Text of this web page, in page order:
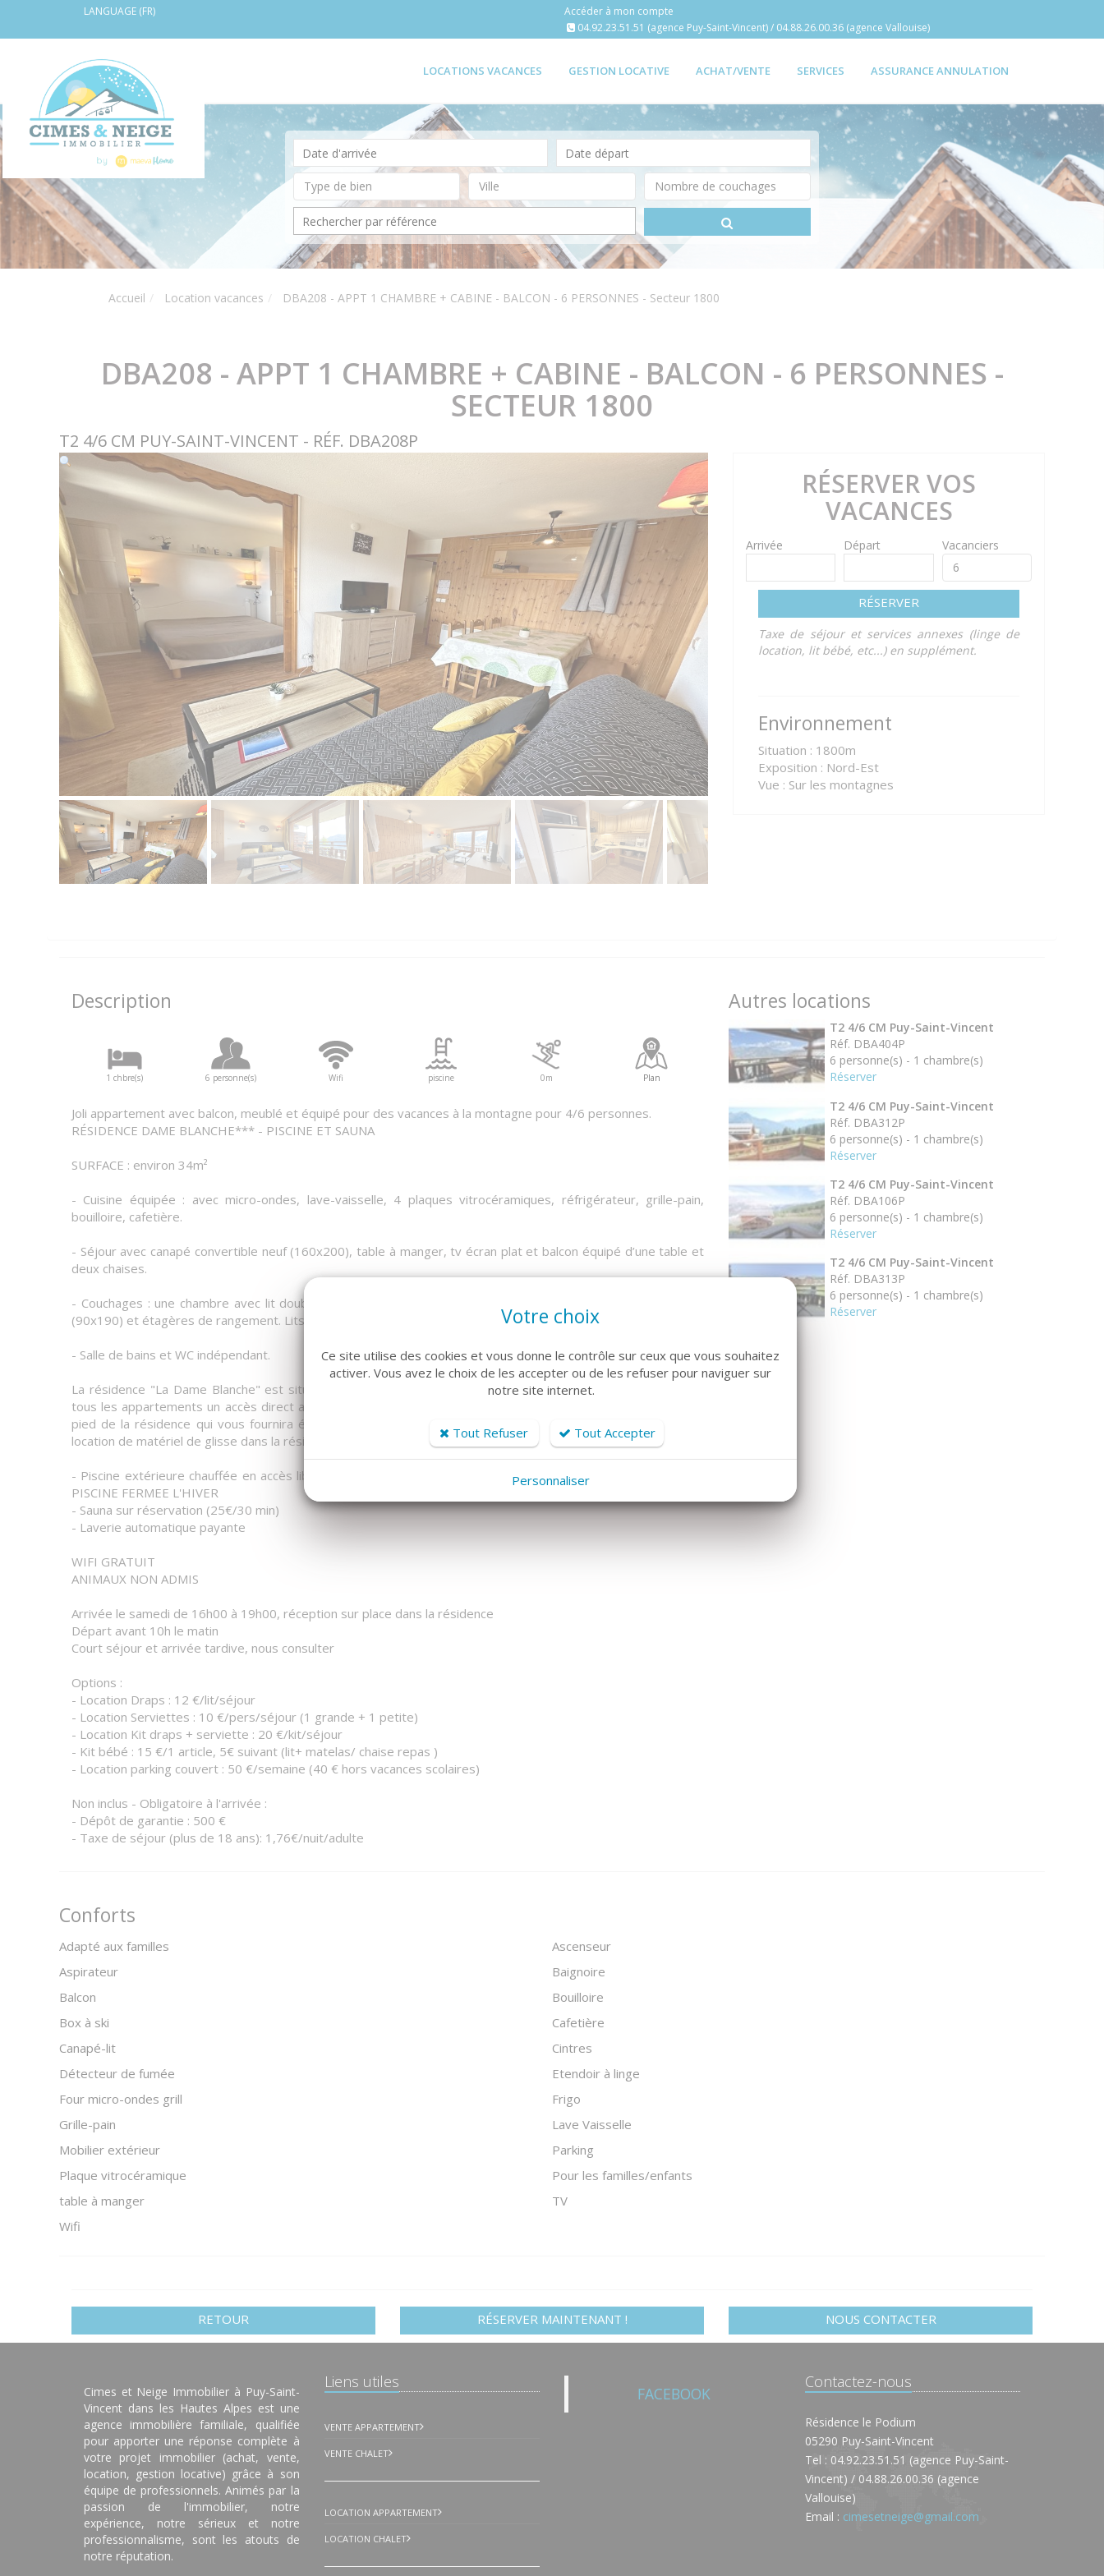
LANGUAGE (FR)
Accéder à mon compte
04.92.23.51.51 (agence Puy-Saint-Vincent) / 04.88.26.00.36 (agence Vallouise)
LOCATIONS VACANCES GESTION LOCATIVE ACHAT/VENTE SERVICES ASSURANCE ANNULATION
Accueil Location vacances DBA208 - APPT 1 CHAMBRE + CABINE - BALCON - 6 PERSONNES - Secteur 1800
DBA208 - APPT 1 CHAMBRE + CABINE - BALCON - 6 PERSONNES -
SECTEUR 1800
T2 4/6 CM PUY-SAINT-VINCENT - RÉF. DBA208P
RÉSERVER VOS
VACANCES
Arrivée Départ Vacanciers
RÉSERVER
Taxe de séjour et services annexes (linge de
location, lit bébé, etc...) en supplément.
Environnement
Situation : 1800m
Exposition : Nord-Est
Vue : Sur les montagnes
Description
1 chbre(s) 6 personne(s) Wifi piscine 0m Plan
Joli appartement avec balcon, meublé et équipé pour des vacances à la montagne pour 4/6 personnes.
RÉSIDENCE DAME BLANCHE*** - PISCINE ET SAUNA
SURFACE : environ 34m²
- Cuisine équipée : avec micro-ondes, lave-vaisselle, 4 plaques vitrocéramiques, réfrigérateur, grille-pain,
bouilloire, cafetière.
- Séjour avec canapé convertible neuf (160x200), table à manger, tv écran plat et balcon équipé d’une table et
deux chaises.
- Couchages : une chambre avec lit double neuf (160x190), une chambre cabine avec deux lits simples neufs
(90x190) et étagères de rangement. Lits équipés de couettes et oreillers 60x60.
- Salle de bains et WC indépendant.
La résidence "La Dame Blanche" est située dans la partie supérieure de Puy Saint Vincent 1800. Elle offre à
tous les appartements un accès direct aux pistes de ski. Vous apprécierez le restaurant snack boulangerie au
pied de la résidence qui vous fournira également l’épicerie de premières nécessité, ainsi que le magasin de
location de matériel de glisse dans la résidence.
- Piscine extérieure chauffée en accès libre sur les horaires d'ouverture : ouverture juillet août - ATTENTION
PISCINE FERMEE L'HIVER
- Sauna sur réservation (25€/30 min)
- Laverie automatique payante
WIFI GRATUIT
ANIMAUX NON ADMIS
Arrivée le samedi de 16h00 à 19h00, réception sur place dans la résidence
Départ avant 10h le matin
Court séjour et arrivée tardive, nous consulter
Options :
- Location Draps : 12 €/lit/séjour
- Location Serviettes : 10 €/pers/séjour (1 grande + 1 petite)
- Location Kit draps + serviette : 20 €/kit/séjour
- Kit bébé : 15 €/1 article, 5€ suivant (lit+ matelas/ chaise repas )
- Location parking couvert : 50 €/semaine (40 € hors vacances scolaires)
Non inclus - Obligatoire à l'arrivée :
- Dépôt de garantie : 500 €
- Taxe de séjour (plus de 18 ans): 1,76€/nuit/adulte
Autres locations
T2 4/6 CM Puy-Saint-Vincent
Réf. DBA404P
6 personne(s) - 1 chambre(s)
Réserver
T2 4/6 CM Puy-Saint-Vincent
Réf. DBA312P
6 personne(s) - 1 chambre(s)
Réserver
T2 4/6 CM Puy-Saint-Vincent
Réf. DBA106P
6 personne(s) - 1 chambre(s)
Réserver
T2 4/6 CM Puy-Saint-Vincent
Réf. DBA313P
6 personne(s) - 1 chambre(s)
Réserver
Conforts
Adapté aux familles
Ascenseur
Aspirateur
Baignoire
Balcon
Bouilloire
Box à ski
Cafetière
Canapé-lit
Cintres
Détecteur de fumée
Etendoir à linge
Four micro-ondes grill
Frigo
Grille-pain
Lave Vaisselle
Mobilier extérieur
Parking
Plaque vitrocéramique
Pour les familles/enfants
table à manger
TV
Wifi
RETOUR RÉSERVER MAINTENANT ! NOUS CONTACTER
Cimes et Neige Immobilier à Puy-Saint-
Vincent dans les Hautes Alpes est une
agence immobilière familiale, qualifiée
pour apporter une réponse complète à
votre projet immobilier (achat, vente,
location, gestion locative) grâce à son
équipe de professionnels. Animés par la
passion de l'immobilier, notre
expérience, notre sérieux et notre
professionnalisme, sont les atouts de
notre réputation.
Liens utiles
VENTE APPARTEMENT
VENTE CHALET
LOCATION APPARTEMENT
LOCATION CHALET
FACEBOOK
Contactez-nous
Résidence le Podium
05290 Puy-Saint-Vincent
Tel : 04.92.23.51.51 (agence Puy-Saint-
Vincent) / 04.88.26.00.36 (agence
Vallouise)
Email : cimesetneige@gmail.com
Votre choix
Ce site utilise des cookies et vous donne le contrôle sur ceux que vous souhaitez
activer. Vous avez le choix de les accepter ou de les refuser pour naviguer sur
notre site internet.
Tout Refuser Tout Accepter
Personnaliser